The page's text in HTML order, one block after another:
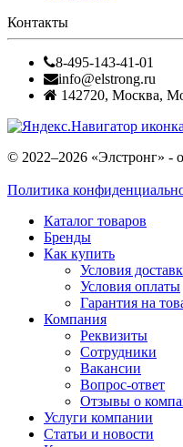
Контакты
8-495-143-41-01
info@elstrong.ru
142720, Москва,
© 2022–2026 «Элстронг» -
Политика
Каталог товаров
Бренды
Как купить
Условия
Условия оплаты
Гарантия на
Компания
Реквизиты
Сотрудники
Вакансии
Вопрос-ответ
Отзывы о
Услуги компании
Статьи и новости